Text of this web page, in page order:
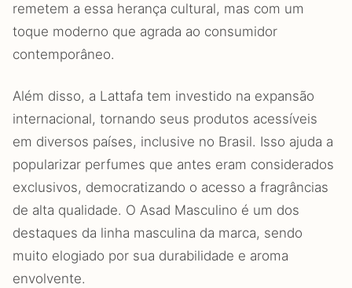
remetem a essa herança cultural, mas com um
toque moderno que agrada ao consumidor
contemporâneo.
Além disso, a Lattafa tem investido na expansão
internacional, tornando seus produtos acessíveis
em diversos países, inclusive no Brasil. Isso ajuda a
popularizar perfumes que antes eram considerados
exclusivos, democratizando o acesso a fragrâncias
de alta qualidade. O Asad Masculino é um dos
destaques da linha masculina da marca, sendo
muito elogiado por sua durabilidade e aroma
envolvente.